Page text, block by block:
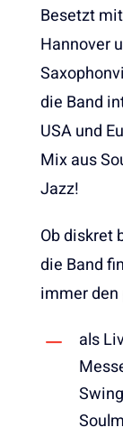
Besetzt
Hannover
die Band
USA und
Mix aus
Jazz!
Ob diskret
die Band
immer den
als